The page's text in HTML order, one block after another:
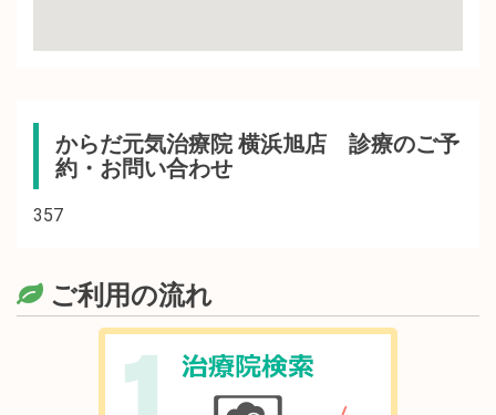
からだ元気治療院 横浜旭店 診療のご予
約・お問い合わせ
357
ご利用の流れ